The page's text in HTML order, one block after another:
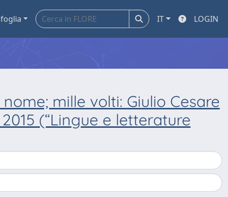
IT LOGIN
mille volti: Giulio Cesare
(“Lingue e letterature